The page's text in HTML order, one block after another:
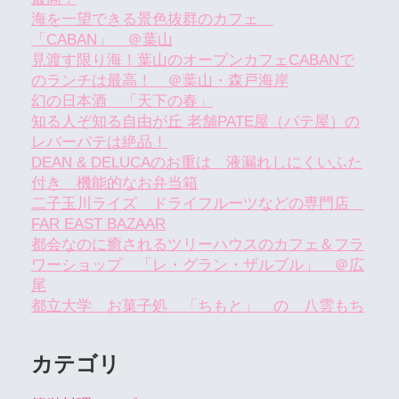
海を一望できる景色抜群のカフェ
「CABAN」 ＠葉山
見渡す限り海！葉山のオープンカフェCABANで
のランチは最高！ ＠葉山・森戸海岸
幻の日本酒 「天下の春」
知る人ぞ知る自由が丘 老舗PATE屋（パテ屋）の
レバーパテは絶品！
DEAN & DELUCAのお重は 液漏れしにくいふた
付き 機能的なお弁当箱
二子玉川ライズ ドライフルーツなどの専門店
FAR EAST BAZAAR
都会なのに癒されるツリーハウスのカフェ＆フラ
ワーショップ 「レ・グラン・ザルブル」 ＠広
尾
都立大学 お菓子処 「ちもと」 の 八雲もち
カテゴリ